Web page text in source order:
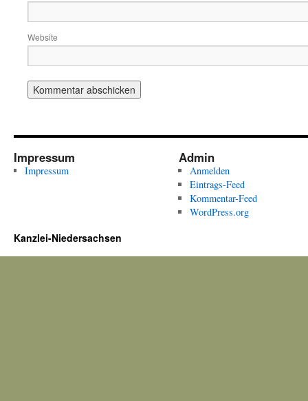
Website
Impressum
Impressum
Admin
Anmelden
Eintrags-Feed
Kommentar-Feed
WordPress.org
Kanzlei-Niedersachsen